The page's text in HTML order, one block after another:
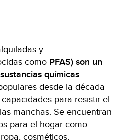
y
como PFAS) son un
químicas
desde la década
para resistir el
manchas. Se encuentran
para el hogar como
cosméticos,